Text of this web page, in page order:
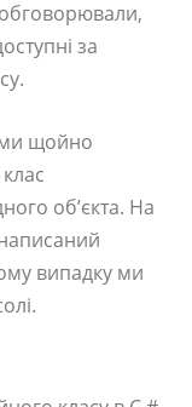
за
щойно
об’єкта. На
випадку ми